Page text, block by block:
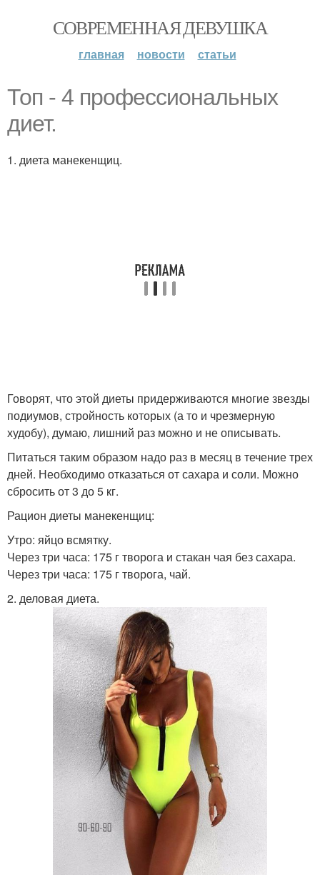
СОВРЕМЕННАЯ ДЕВУШКА
главная новости статьи
Топ - 4 профессиональных
диет.
1. диета манекенщиц.
Говорят, что этой диеты придерживаются многие звезды
подиумов, стройность которых (а то и чрезмерную
худобу), думаю, лишний раз можно и не описывать.
Питаться таким образом надо раз в месяц в течение трех
дней. Необходимо отказаться от сахара и соли. Можно
сбросить от 3 до 5 кг.
Рацион диеты манекенщиц:
Утро: яйцо всмятку.
Через три часа: 175 г творога и стакан чая без сахара.
Через три часа: 175 г творога, чай.
2. деловая диета.